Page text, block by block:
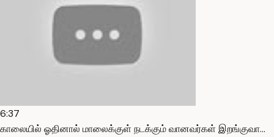
6:37
காலையில் ஓதினால் மாலைக்குள் நடக்கும் வானவர்கள் இறங்குவா…